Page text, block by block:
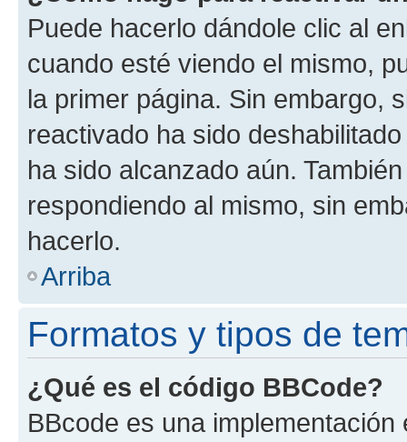
Puede hacerlo dándole clic al
cuando esté viendo el mismo,
la primer página. Sin embargo,
reactivado ha sido
ha sido alcanzado aún.
respondiendo al mismo, sin
hacerlo.
Arriba
Formatos y tipos de
¿Qué es el código BBCode?
BBcode es una